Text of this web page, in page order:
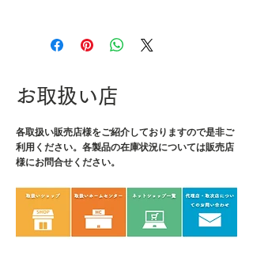
お取扱い店
各取扱い販売店様をご紹介しておりますので是非ご
利用ください。各製品の在庫状況については販売店
様にお問合せください。